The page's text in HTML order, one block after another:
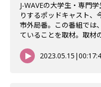
J-WAVEの大学生・専門
りするポッドキャスト、
市外局番。この番組では
ていることを取材。取材
2023.05.15 |